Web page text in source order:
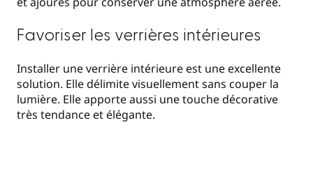
Favoriser les verrières intérieures
Installer une verrière intérieure est une excellente
solution. Elle délimite visuellement sans couper la
lumière. Elle apporte aussi une touche décorative
très tendance et élégante.